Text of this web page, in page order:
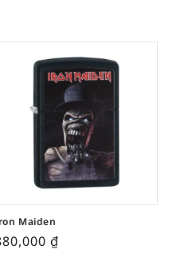
Maiden
₫